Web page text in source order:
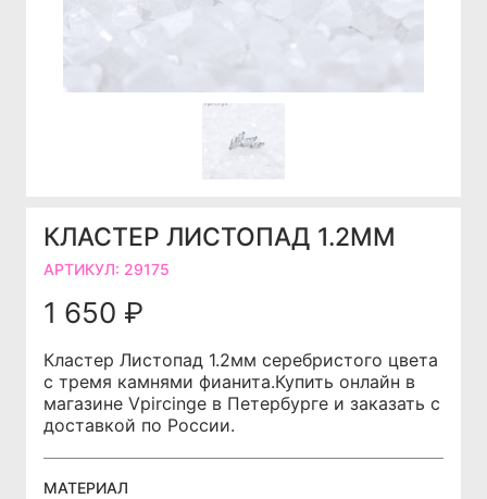
КЛАСТЕР ЛИСТОПАД 1.2ММ
АРТИКУЛ: 29175
1 650 ₽
Кластер Листопад 1.2мм серебристого цвета
с тремя камнями фианита.Купить онлайн в
магазине Vpircinge в Петербурге и заказать с
доставкой по России.
МАТЕРИАЛ